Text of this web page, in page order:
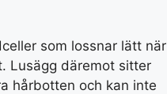
som lossnar lätt när
Lusägg däremot sitter
hårbotten och kan inte